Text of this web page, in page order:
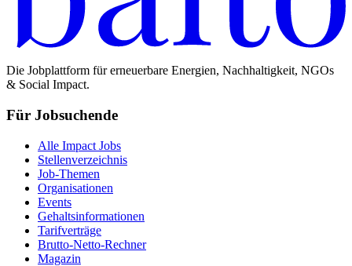
Die Jobplattform für erneuerbare Energien, Nachhaltigkeit, NGOs
& Social Impact.
Für Jobsuchende
Alle Impact Jobs
Stellenverzeichnis
Job-Themen
Organisationen
Events
Gehaltsinformationen
Tarifverträge
Brutto-Netto-Rechner
Magazin